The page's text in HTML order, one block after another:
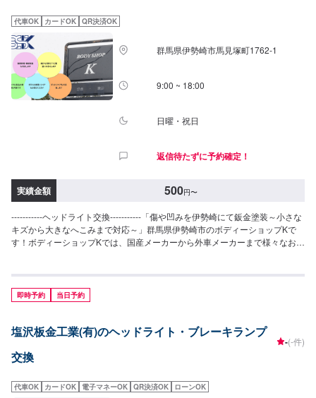
ださい。受付はスタッフへ「メンテモで予約しました」とお伝えください。
ご案内いたします。【定休日・営業時間】定休日：日曜日、祝日営業時間：
8:30~1７:00
代車OK カードOK QR決済OK
群馬県伊勢崎市馬見塚町1762‐1
9:00 ~ 18:00
日曜・祝日
返信待たずに予約確定！
実績金額 500円〜
-----------ヘッドライト交換-----------「傷や凹みを伊勢崎にて鈑金塗装～小さな
キズから大きなへこみまで対応～」群馬県伊勢崎市のボディーショップKで
す！ボディーショップKでは、国産メーカーから外車メーカーまで様々なお車
や剥げなどお客様の大切な愛車をプロの技でお直しいたします。お困りのこ
とがございましたらなんでもご相談ください！鈑金塗装のプロフェッショナ
ルがお車の状態をしっかりと判断し、適切な修理の方法をご提案いたしま
界歴20年以上の大ベテランの作業員です。お客様の愛車をご安心してお任せ
ください！--------------------------------------------------【1】オファーにてお問い合
わせ【2】お見積り【3】お見積りにご納得いただければ作業開始【4】仕上
です。オファーにて詳細をお願い致します。【定休日・営業時間】定休日：
日曜日、祝日営業時間：8:30~17:30
即時予約 当日予約
塩沢板金工業(有)のヘッドライト・ブレーキランプ
交換
-(-件)
代車OK カードOK 電子マネーOK QR決済OK ローンOK